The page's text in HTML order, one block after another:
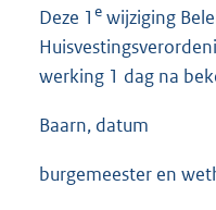
Deze 1 e wijziging
werking 1 dag na
Baarn, datum
burgemeester en